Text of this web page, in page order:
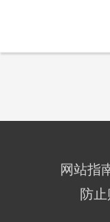
网站指
防